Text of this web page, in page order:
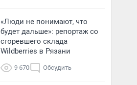
«Люди не понимают, что
будет дальше»: репортаж со
сгоревшего склада
Wildberries в Рязани
9 670 Обсудить